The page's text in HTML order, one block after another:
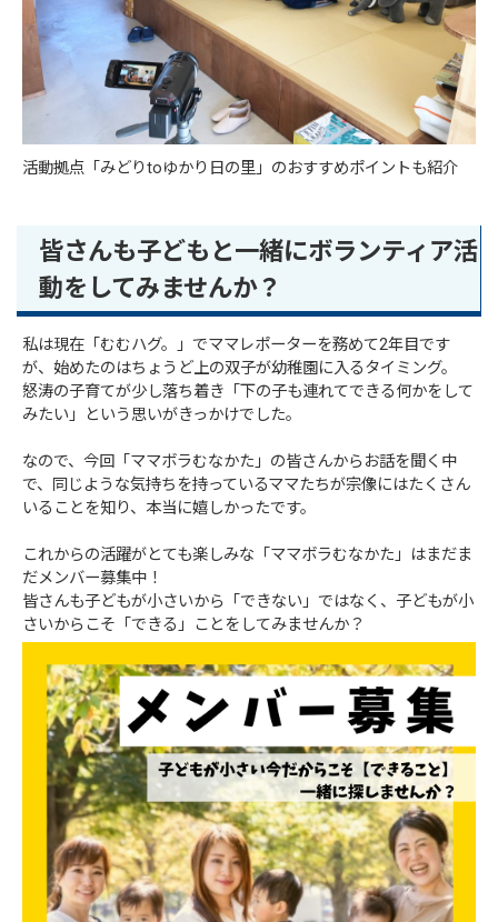
活動拠点「みどりtoゆかり日の里」のおすすめポイントも紹介
皆さんも子どもと一緒にボランティア活
動をしてみませんか？
私は現在「むむハグ。」でママレポーターを務めて2年目です
が、始めたのはちょうど上の双子が幼稚園に入るタイミング。
怒涛の子育てが少し落ち着き「下の子も連れてできる何かをして
みたい」という思いがきっかけでした。
なので、今回「ママボラむなかた」の皆さんからお話を聞く中
で、同じような気持ちを持っているママたちが宗像にはたくさん
いることを知り、本当に嬉しかったです。
これからの活躍がとても楽しみな「ママボラむなかた」はまだま
だメンバー募集中！
皆さんも子どもが小さいから「できない」ではなく、子どもが小
さいからこそ「できる」ことをしてみませんか？